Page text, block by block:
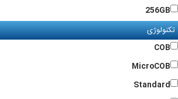
256GB
تکنولوژی
COB
MicroCOB
Standard